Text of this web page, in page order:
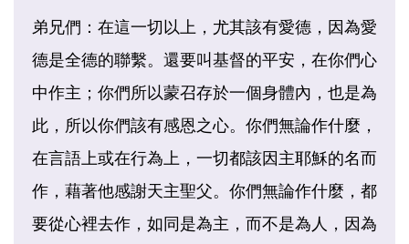
弟兄們：在這一切以上，尤其該有愛德，因為愛
德是全德的聯繫。還要叫基督的平安，在你們心
中作主；你們所以蒙召存於一個身體內，也是為
此，所以你們該有感恩之心。你們無論作什麼，
在言語上或在行為上，一切都該因主耶穌的名而
作，藉著他感謝天主聖父。你們無論作什麼，都
要從心裡去作，如同是為主，而不是為人，因為